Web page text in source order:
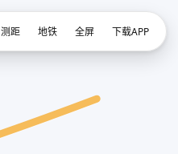
测距 地铁 全屏 下载APP